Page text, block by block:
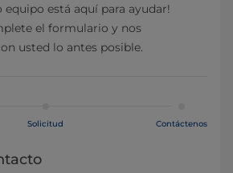
equipo está aquí para ayudar!
el formulario y nos
usted lo antes posible.
Solicitud Contáctenos